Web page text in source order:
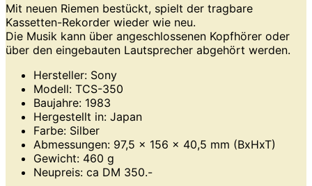
Mit neuen Riemen bestückt, spielt der tragbare
Kassetten-Rekorder wieder wie neu.
Die Musik kann über angeschlossenen Kopfhörer oder
über den eingebauten Lautsprecher abgehört werden.
Hersteller: Sony
Modell: TCS-350
Baujahre: 1983
Hergestellt in: Japan
Farbe: Silber
Abmessungen: 97,5 x 156 x 40,5 mm (BxHxT)
Gewicht: 460 g
Neupreis: ca DM 350.-